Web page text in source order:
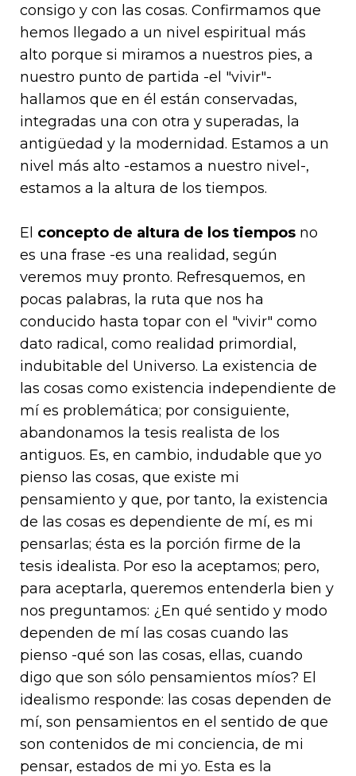
consigo y con las cosas. Confirmamos que
hemos llegado a un nivel espiritual más
alto porque si miramos a nuestros pies, a
nuestro punto de partida -el "vivir"-
hallamos que en él están conservadas,
integradas una con otra y superadas, la
antigüedad y la modernidad. Estamos a un
nivel más alto -estamos a nuestro nivel-,
estamos a la altura de los tiempos.
El concepto de altura de los tiempos no
es una frase -es una realidad, según
veremos muy pronto. Refresquemos, en
pocas palabras, la ruta que nos ha
conducido hasta topar con el "vivir" como
dato radical, como realidad primordial,
indubitable del Universo. La existencia de
las cosas como existencia independiente de
mí es problemática; por consiguiente,
abandonamos la tesis realista de los
antiguos. Es, en cambio, indudable que yo
pienso las cosas, que existe mi
pensamiento y que, por tanto, la existencia
de las cosas es dependiente de mí, es mi
pensarlas; ésta es la porción firme de la
tesis idealista. Por eso la aceptamos; pero,
para aceptarla, queremos entenderla bien y
nos preguntamos: ¿En qué sentido y modo
dependen de mí las cosas cuando las
pienso -qué son las cosas, ellas, cuando
digo que son sólo pensamientos míos? El
idealismo responde: las cosas dependen de
mí, son pensamientos en el sentido de que
son contenidos de mi conciencia, de mi
pensar, estados de mi yo. Esta es la